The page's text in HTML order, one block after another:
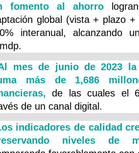
fomento al ahorro
global (vista + plazo
interanual, alcanzando
mes de junio de 2023
más de 1,686
de las cuales el
de un canal digital.
indicadores de calidad
niveles de